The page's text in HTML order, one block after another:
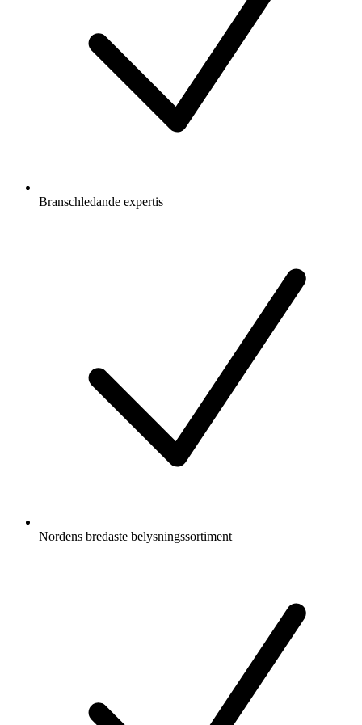
Branschledande expertis
Nordens bredaste belysningssortiment